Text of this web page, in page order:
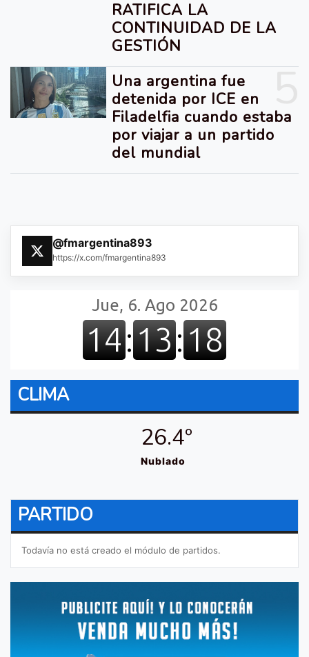
RATIFICA LA
CONTINUIDAD DE LA
GESTIÓN
Una argentina fue
detenida por ICE en
Filadelfia cuando estaba
por viajar a un partido
del mundial
@fmargentina893
https://x.com/fmargentina893
CLIMA
26.4º
Nublado
PARTIDO
Todavía no está creado el módulo de partidos.